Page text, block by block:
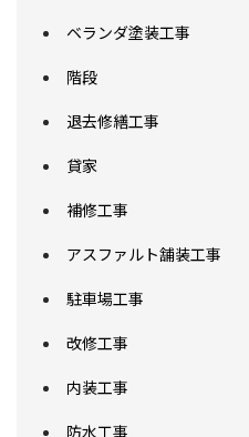
ベランダ塗装工事
階段
退去修繕工事
貸家
補修工事
アスファルト舗装工事
駐車場工事
改修工事
内装工事
防水工事